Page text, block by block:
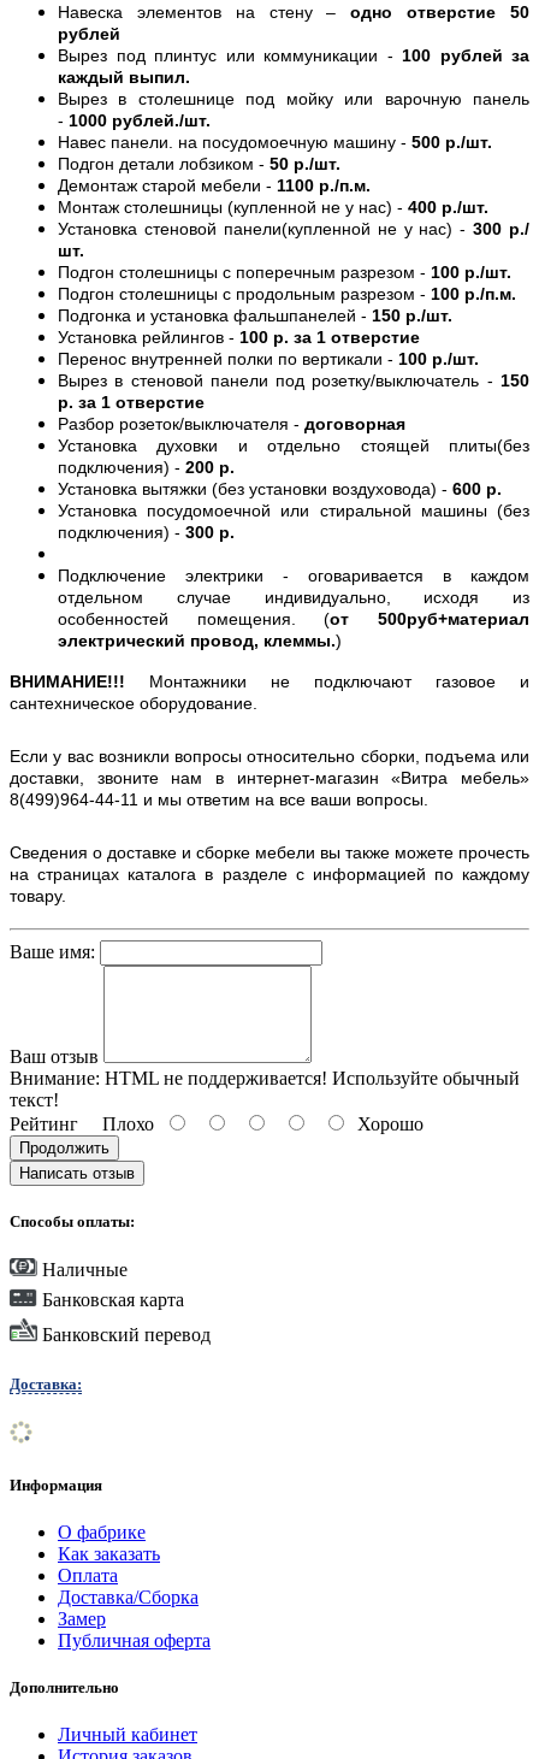
Навеска элементов на стену –одно отверстие 50
рублей
Вырез под плинтус или коммуникации - 100 рублей за
каждый выпил.
Вырез в столешнице под мойку или варочную панель
- 1000 рублей./шт.
Навес панели. на посудомоечную машину - 500 р./шт.
Подгон детали лобзиком - 50 р./шт.
Демонтаж старой мебели - 1100 р./п.м.
Монтаж столешницы (купленной не у нас) - 400 р./шт.
Установка стеновой панели(купленной не у нас) -300 р./
шт.
Подгон столешницы с поперечным разрезом - 100 р./шт.
Подгон столешницы с продольным разрезом - 100 р./п.м.
Подгонка и установка фальшпанелей - 150 р./шт.
Установка рейлингов - 100 р. за 1 отверстие
Перенос внутренней полки по вертикали - 100 р./шт.
Вырез в стеновой панели под розетку/выключатель - 150
р. за 1 отверстие
Разбор розеток/выключателя - договорная
Установка духовки и отдельно стоящей плиты(без
подключения) - 200 р.
Установка вытяжки (без установки воздуховода) - 600 р.
Установка посудомоечной или стиральной машины (без
подключения) - 300 р.
Подключение электрики - оговаривается в каждом
отдельном случае индивидуально, исходя из
особенностей помещения. (от 500руб+материал
электрический провод, клеммы.)
ВНИМАНИЕ!!! Монтажники не подключают газовое и
сантехническое оборудование.
Если у вас возникли вопросы относительно сборки, подъема или
доставки, звоните нам в интернет-магазин «Витра мебель»
8(499)964-44-11 и мы ответим на все ваши вопросы.
Сведения о доставке и сборке мебели вы также можете прочесть
на страницах каталога в разделе с информацией по каждому
товару.
Ваше имя:
Ваш отзыв
Внимание: HTML не поддерживается! Используйте обычный
текст!
Рейтинг Плохо Хорошо
Продолжить
Написать отзыв
Способы оплаты:
Наличные
Банковская карта
Банковский перевод
Доставка:
Информация
О фабрике
Как заказать
Оплата
Доставка/Сборка
Замер
Публичная оферта
Дополнительно
Личный кабинет